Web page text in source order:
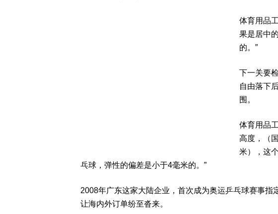
体育用品
果是居中
的。”
下一关要
自由落下
围。
体育用品
高度，（
米），这
乓球，弹性的偏差是小于4毫米的。”
2008年广东这家大陆企业，首次成为奥运乒乓球赛事指
让海内外订单纷至沓来。